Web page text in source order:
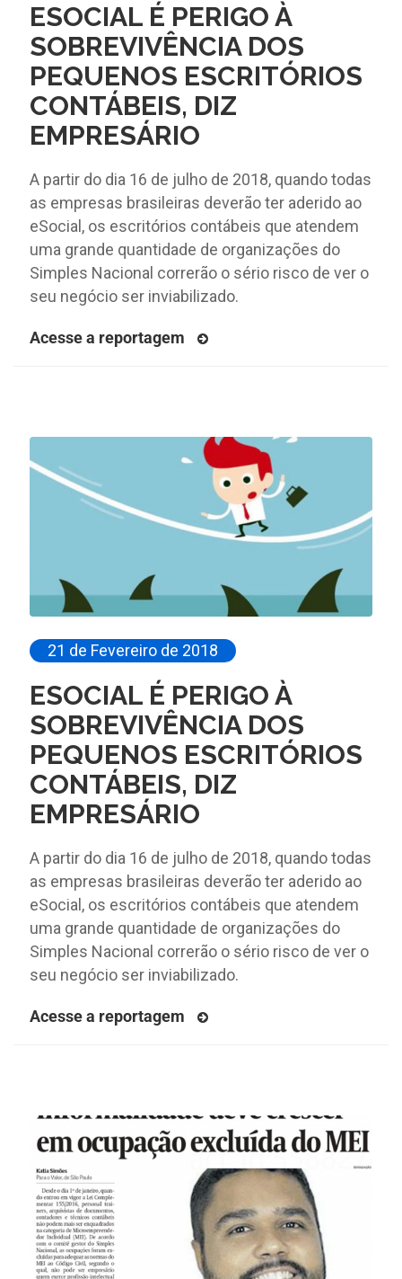
ESOCIAL É PERIGO À
SOBREVIVÊNCIA DOS
PEQUENOS ESCRITÓRIOS
CONTÁBEIS, DIZ
EMPRESÁRIO
A partir do dia 16 de julho de 2018, quando todas
as empresas brasileiras deverão ter aderido ao
eSocial, os escritórios contábeis que atendem
uma grande quantidade de organizações do
Simples Nacional correrão o sério risco de ver o
seu negócio ser inviabilizado.
Acesse a reportagem
21 de Fevereiro de 2018
ESOCIAL É PERIGO À
SOBREVIVÊNCIA DOS
PEQUENOS ESCRITÓRIOS
CONTÁBEIS, DIZ
EMPRESÁRIO
A partir do dia 16 de julho de 2018, quando todas
as empresas brasileiras deverão ter aderido ao
eSocial, os escritórios contábeis que atendem
uma grande quantidade de organizações do
Simples Nacional correrão o sério risco de ver o
seu negócio ser inviabilizado.
Acesse a reportagem